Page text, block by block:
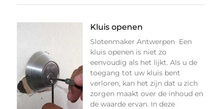
Kluis openen
Slotenmaker Antwerpen Een
kluis openen is niet zo
eenvoudig als het lijkt. Als u de
toegang tot uw kluis bent
verloren, kan het zijn dat u zich
zorgen maakt over de inhoud en
de waarde ervan. In deze